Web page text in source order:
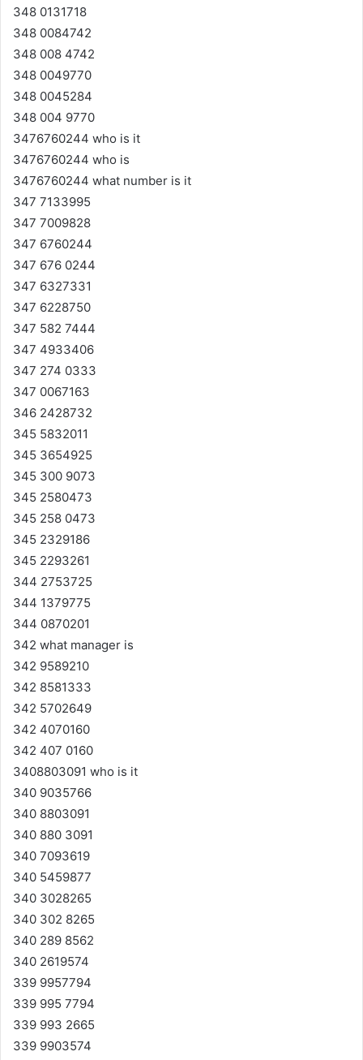
348 0131718
348 0084742
348 008 4742
348 0049770
348 0045284
348 004 9770
3476760244 who is it
3476760244 who is
3476760244 what number is it
347 7133995
347 7009828
347 6760244
347 676 0244
347 6327331
347 6228750
347 582 7444
347 4933406
347 274 0333
347 0067163
346 2428732
345 5832011
345 3654925
345 300 9073
345 2580473
345 258 0473
345 2329186
345 2293261
344 2753725
344 1379775
344 0870201
342 what manager is
342 9589210
342 8581333
342 5702649
342 4070160
342 407 0160
3408803091 who is it
340 9035766
340 8803091
340 880 3091
340 7093619
340 5459877
340 3028265
340 302 8265
340 289 8562
340 2619574
339 9957794
339 995 7794
339 993 2665
339 9903574